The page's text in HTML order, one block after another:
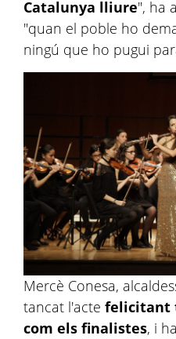
Catalunya lliure", ha
"quan el poble ho
ningú que ho pugui
Mercè Conesa,
tancat l'acte felicitant
com els finalistes, i